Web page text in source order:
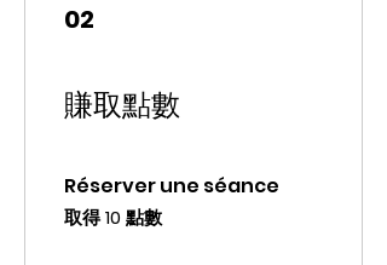
02
賺取點數
Réserver une séance
取得 10 點數